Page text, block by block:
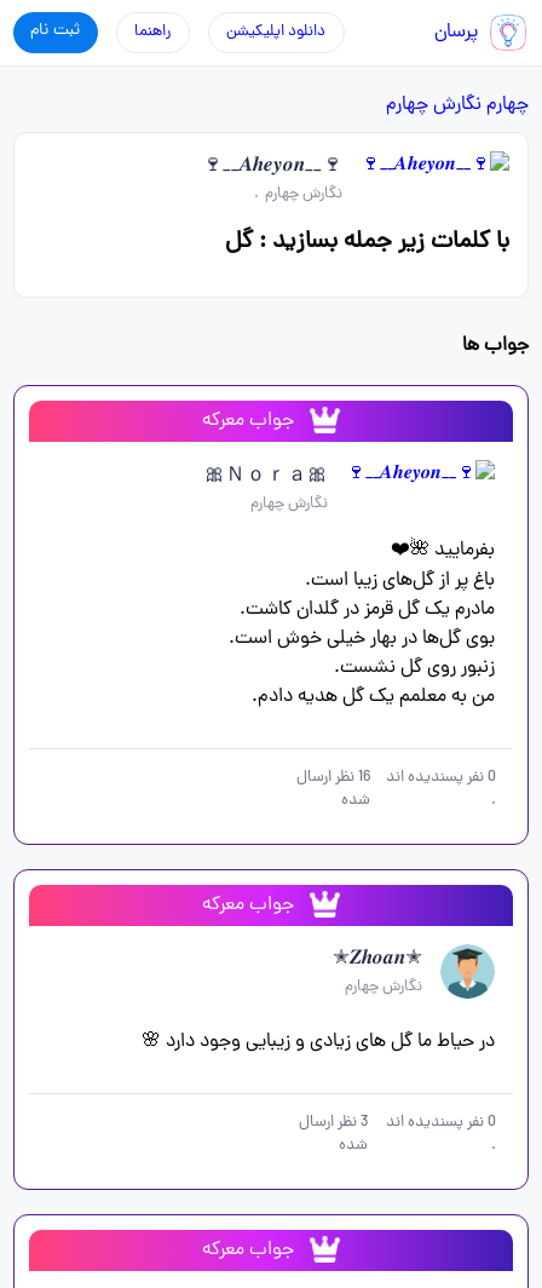
پرسان ثبت نام راهنما دانلود اپلیکیشن
چهارم نگارش چهارم
🍷__𝑨𝒉𝒆𝒚𝒐𝒏__🍷
نگارش چهارم .
با کلمات زیر جمله بسازید : گل
جواب ها
جواب معرکه
🎀Ｎｏｒａ🎀
نگارش چهارم
من به معلمم یک گل هدیه دادم.
0نفر پسندیده اند
.
16نظر ارسال
شده
جواب معرکه
✭𝒁𝒉𝒐𝒂𝒏✭
نگارش چهارم
در حیاط ما گل های زیادی و زیبایی وجود دارد 🌸
0نفر پسندیده اند
.
3نظر ارسال
شده
جواب معرکه